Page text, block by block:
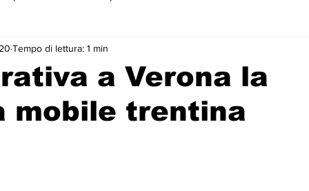
piano
a Verona la
mobile trentina
Tempo di lettura: 1 min